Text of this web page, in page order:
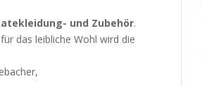
und Zubehör.
das leibliche Wohl wird die